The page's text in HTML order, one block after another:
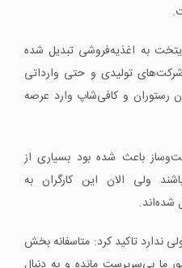
به اغذیه‌فروشی تبدیل ‌شده
تولیدی و حتی وارداتی
رستوران و کافی‌شاپ وارد عرصه
باعث شده بود بسیاری از
ولی الان این کارگران به
ندارد تاکید کرد: متاسفانه بخش